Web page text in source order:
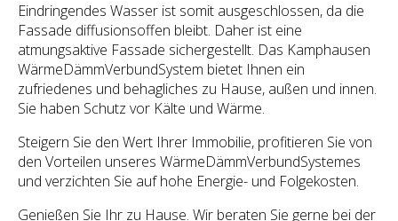
Eindringendes Wasser ist somit ausgeschlossen, da die
Fassade diffusionsoffen bleibt. Daher ist eine
atmungsaktive Fassade sichergestellt. Das Kamphausen
WärmeDämmVerbundSystem bietet Ihnen ein
zufriedenes und behagliches zu Hause, außen und innen.
Sie haben Schutz vor Kälte und Wärme.
Steigern Sie den Wert Ihrer Immobilie, profitieren Sie von
den Vorteilen unseres WärmeDämmVerbundSystemes
und verzichten Sie auf hohe Energie- und Folgekosten.
Genießen Sie Ihr zu Hause. Wir beraten Sie gerne bei der